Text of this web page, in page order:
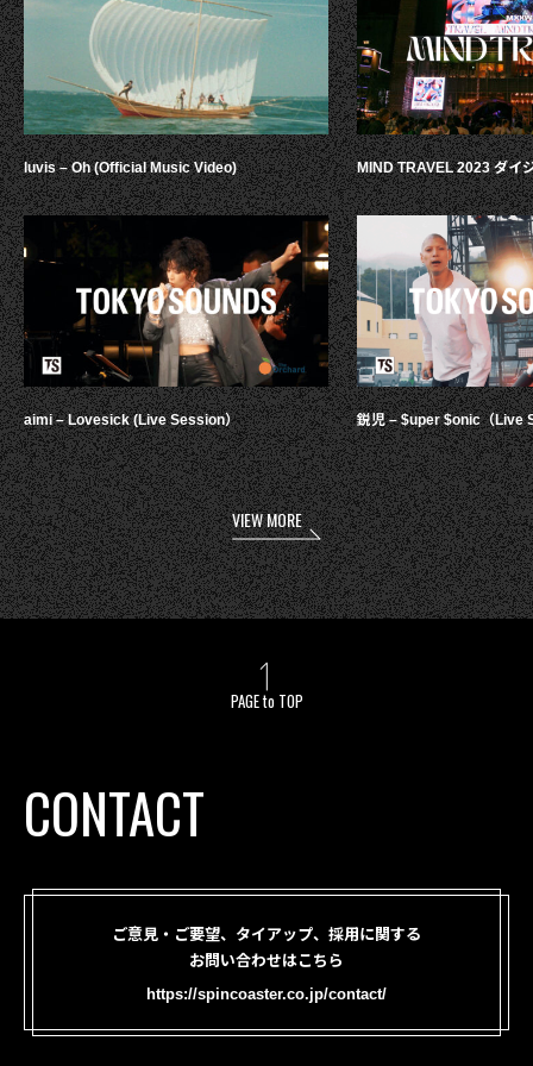
luvis – Oh (Official Music Video)
aimi – Lovesick (Live Session）
MIND TRAVEL 2023 ダイ
鋭児 – $uper $onic（Live
VIEW MORE
PAGE to TOP
CONTACT
ご意見・ご要望、タイアップ、採用に関する
お問い合わせはこちら
https://spincoaster.co.jp/contact/